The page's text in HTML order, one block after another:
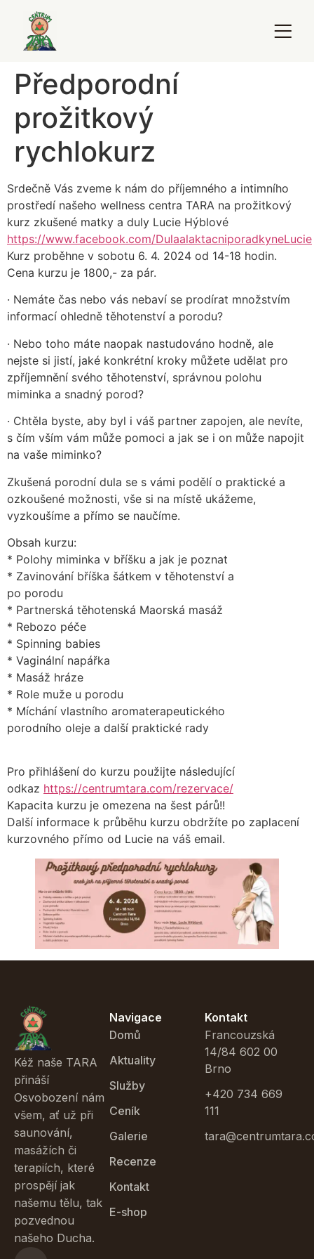
Předporodní
prožitkový
rychlokurz
Srdečně Vás zveme k nám do příjemného a intimního
prostředí našeho wellness centra TARA na prožitkový
kurz zkušené matky a duly Lucie Hýblové
https://www.facebook.com/DulaalaktacniporadkyneLucie
Kurz proběhne v sobotu 6. 4. 2024 od 14-18 hodin.
Cena kurzu je 1800,- za pár.
· Nemáte čas nebo vás nebaví se prodírat množstvím
informací ohledně těhotenství a porodu?
· Nebo toho máte naopak nastudováno hodně, ale
nejste si jistí, jaké konkrétní kroky můžete udělat pro
zpříjemnění svého těhotenství, správnou polohu
miminka a snadný porod?
· Chtěla byste, aby byl i váš partner zapojen, ale nevíte,
s čím vším vám může pomoci a jak se i on může napojit
na vaše miminko?
Zkušená porodní dula se s vámi podělí o praktické a
ozkoušené možnosti, vše si na místě ukážeme,
vyzkoušíme a přímo se naučíme.
Obsah kurzu:
* Polohy miminka v bříšku a jak je poznat
* Zavinování bříška šátkem v těhotenství a
po porodu
* Partnerská těhotenská Maorská masáž
* Rebozo péče
* Spinning babies
* Vaginální napářka
* Masáž hráze
* Role muže u porodu
* Míchání vlastního aromaterapeutického
porodního oleje a další praktické rady
Pro přihlášení do kurzu použijte následující
odkaz https://centrumtara.com/rezervace/
Kapacita kurzu je omezena na šest párů!!
Další informace k průběhu kurzu obdržíte po zaplacení
kurzovného přímo od Lucie na váš email.
Kéž naše TARA
přináší
Osvobození nám
všem, ať už při
saunování,
masážích či
terapiích, které
prospějí jak
našemu tělu, tak
pozvednou
našeho Ducha.
Navigace
Domů
Aktuality
Služby
Ceník
Galerie
Recenze
Kontakt
E-shop
Kontakt
Francouzská
14/84 602 00
Brno
+420 734 669
111